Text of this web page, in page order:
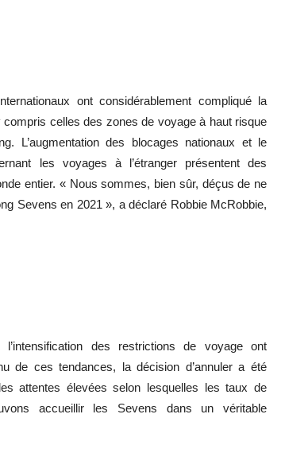
ont considérablement compliqué la
celles des zones de voyage à haut risque
L’augmentation des blocages nationaux et le
les voyages à l’étranger présentent des
entier. « Nous sommes, bien sûr, déçus de ne
Sevens en 2021 », a déclaré Robbie McRobbie,
des restrictions de voyage ont
de ces tendances, la décision d’annuler a été
attentes élevées selon lesquelles les taux de
accueillir les Sevens dans un véritable